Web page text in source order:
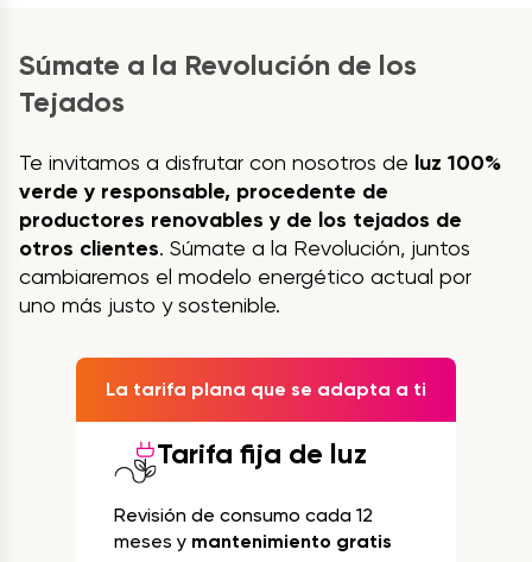
Súmate a la Revolución de los
Tejados
Te invitamos a disfrutar con nosotros de luz 100%
verde y responsable, procedente de
productores renovables y de los tejados de
otros clientes. Súmate a la Revolución, juntos
cambiaremos el modelo energético actual por
uno más justo y sostenible.
La tarifa plana que se adapta a ti
Tarifa fija de luz
Revisión de consumo cada 12
meses y mantenimiento gratis